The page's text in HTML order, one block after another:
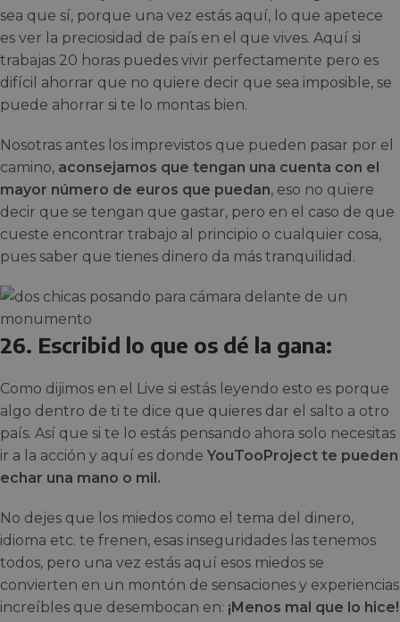
sea que sí, porque una vez estás aquí, lo que apetece
es ver la preciosidad de país en el que vives. Aquí si
trabajas 20 horas puedes vivir perfectamente pero es
difícil ahorrar que no quiere decir que sea imposible, se
puede ahorrar si te lo montas bien.
Nosotras antes los imprevistos que pueden pasar por el
camino, aconsejamos que tengan una cuenta con el
mayor número de euros que puedan, eso no quiere
decir que se tengan que gastar, pero en el caso de que
cueste encontrar trabajo al principio o cualquier cosa,
pues saber que tienes dinero da más tranquilidad.
26. Escribid lo que os dé la gana:
Como dijimos en el Live si estás leyendo esto es porque
algo dentro de ti te dice que quieres dar el salto a otro
país. Así que si te lo estás pensando ahora solo necesitas
ir a la acción y aquí es donde YouTooProject te pueden
echar una mano o mil.
No dejes que los miedos como el tema del dinero,
idioma etc. te frenen, esas inseguridades las tenemos
todos, pero una vez estás aquí esos miedos se
convierten en un montón de sensaciones y experiencias
increíbles que desembocan en: ¡Menos mal que lo hice!